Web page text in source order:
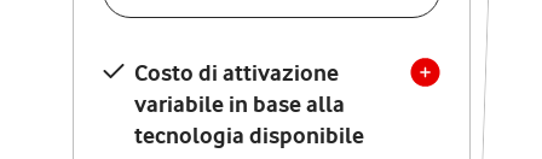
Costo di attivazione
variabile in base alla
tecnologia disponibile
Costo di attivazione
variabile in base alla
tecnologia disponibile